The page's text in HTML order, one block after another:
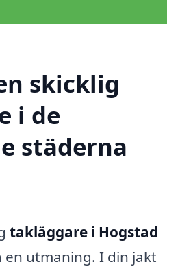
skicklig
i de
städerna
takläggare i Hogstad
utmaning. I din jakt